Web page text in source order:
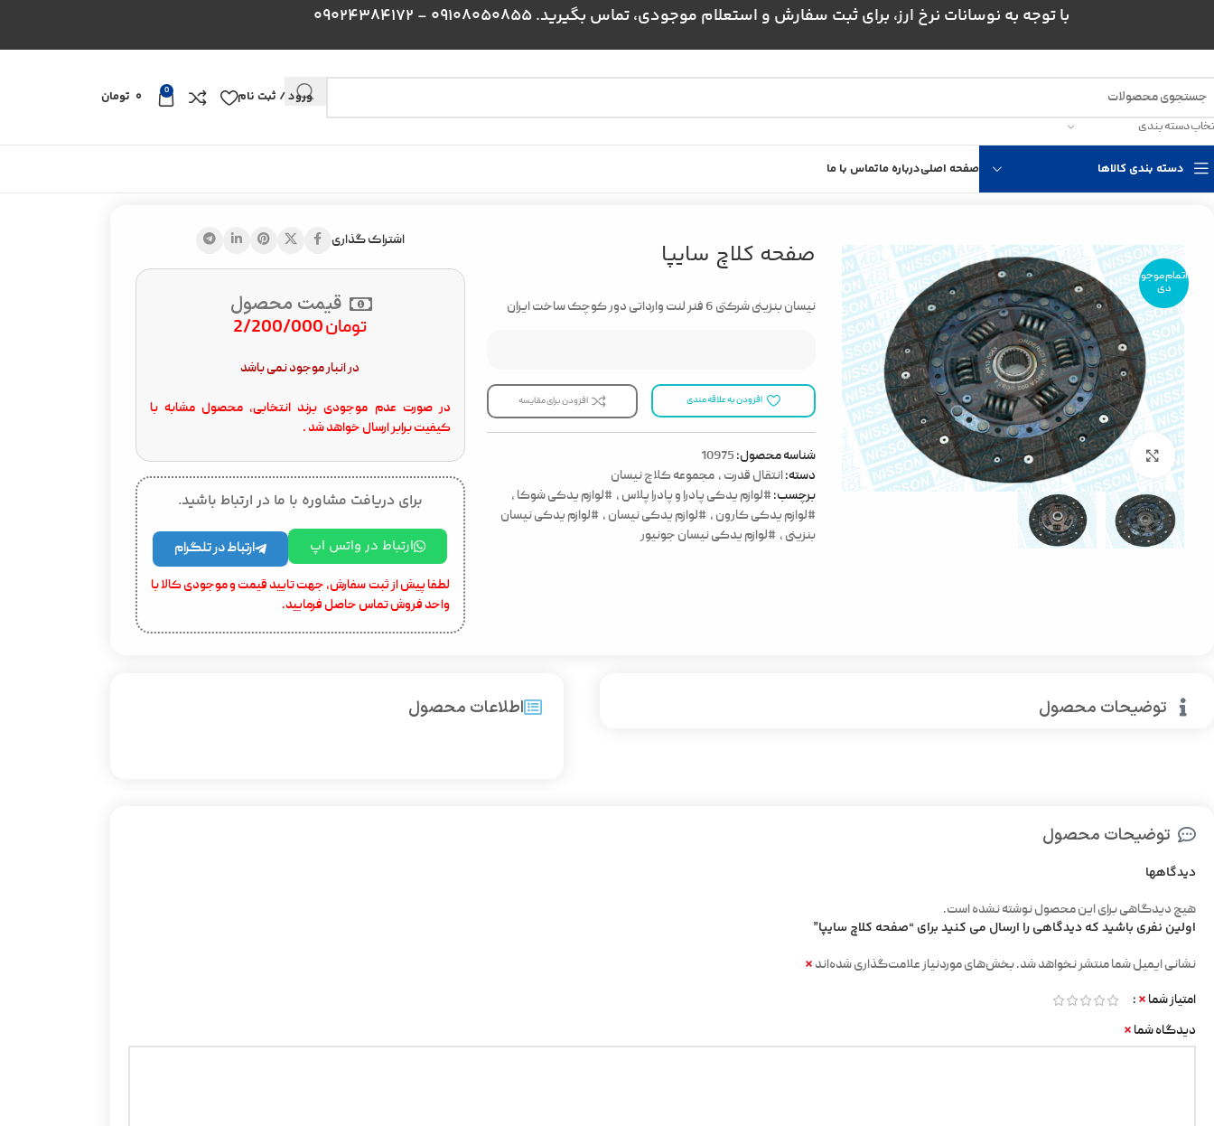
با توجه به نوسانات نرخ ارز، برای ثبت سفارش و استعلام موجودی، تماس بگیرید. 09108050855 - 09024384172
دسته بندی
ورود / ثبت نام 0 تومان
دسته بندی کالاها صفحه اصلیدرباره ماتماس با ما
اتمام موجو
دی
بزرگنمایی تصویر
صفحه کلاچ سایپا
نیسان بنزینی شرکتی 6 فنر لنت وارداتی دور کوچک ساخت ایران
افزودن به علاقه مندی افزودن برای مقایسه
شناسه محصول:10975
دسته:انتقال قدرت , مجموعه کلاچ نیسان
برچسب:#لوازم یدکی پادرا و پادرا پلاس , #لوازم یدکی شوکا ,
#لوازم یدکی کارون , #لوازم یدکی نیسان , #لوازم یدکی نیسان
بنزینی , #لوازم یدکی نیسان جونیور
اشتراک گذاری
قیمت محصول
تومان
در انبار موجود نمی باشد
در صورت عدم موجودی برند انتخابی، محصول مشابه با
کیفیت برابر ارسال خواهد شد .
برای دریافت مشاوره با ما در ارتباط باشید.
ارتباط در واتس اپ ارتباط در تلگرام
لطفا پیش از ثبت سفارش، جهت تایید قیمت و موجودی کالا با
واحد فروش تماس حاصل فرمایید.
توضیحات محصول اطلاعات محصول
توضیحات محصول
دیدگاهها
هیچ دیدگاهی برای این محصول نوشته نشده است.
اولین نفری باشید که دیدگاهی را ارسال می کنید برای “صفحه کلاچ سایپا”
نشانی ایمیل شما منتشر نخواهد شد.بخش‌های موردنیاز علامت‌گذاری شده‌اند *
امتیاز شما *
دیدگاه شما *